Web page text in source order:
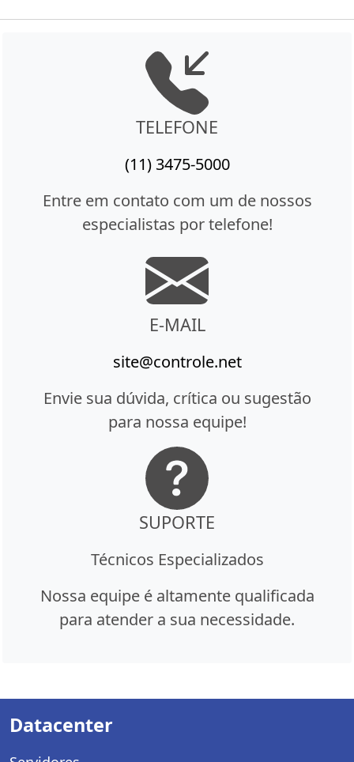
TELEFONE
(11) 3475-5000
Entre em contato com um de nossos
especialistas por telefone!
E-MAIL
site@controle.net
Envie sua dúvida, crítica ou sugestão
para nossa equipe!
SUPORTE
Técnicos Especializados
Nossa equipe é altamente qualificada
para atender a sua necessidade.
Datacenter